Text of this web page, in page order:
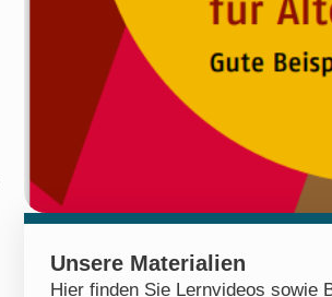
Unsere Materialien
Hier finden Sie Lernvideos sowie